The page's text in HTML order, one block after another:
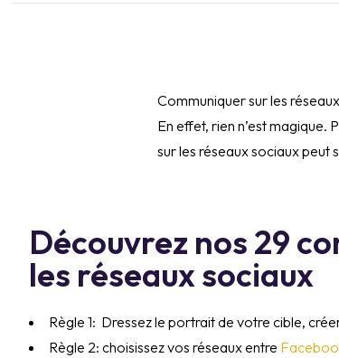
Communiquer sur les
En effet, rien n’est magique.
sur les réseaux sociaux
Découvrez nos 29
les réseaux sociaux
Règle 1: Dressez le portrait de votre cible,
Règle 2: choisissez vos réseaux entre